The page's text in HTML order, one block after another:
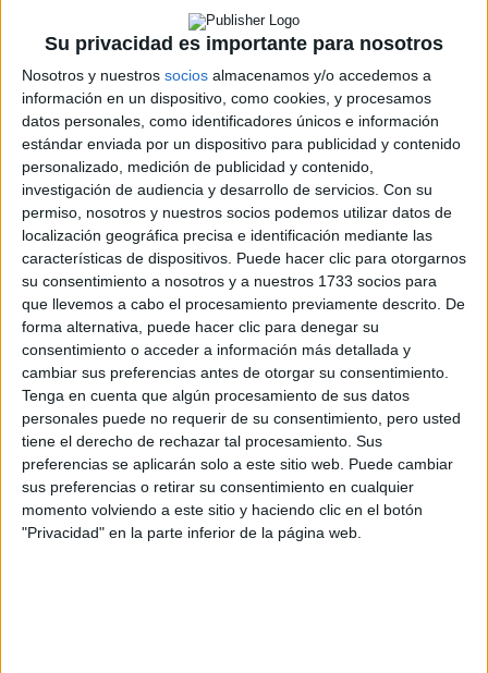
Su privacidad es importante para nosotros
Nosotros y nuestros socios almacenamos y/o accedemos a
información en un dispositivo, como cookies, y procesamos
datos personales, como identificadores únicos e información
estándar enviada por un dispositivo para publicidad y contenido
personalizado, medición de publicidad y contenido,
investigación de audiencia y desarrollo de servicios. Con su
permiso, nosotros y nuestros socios podemos utilizar datos de
localización geográfica precisa e identificación mediante las
características de dispositivos. Puede hacer clic para otorgarnos
su consentimiento a nosotros y a nuestros 1733 socios para
que llevemos a cabo el procesamiento previamente descrito. De
forma alternativa, puede hacer clic para denegar su
consentimiento o acceder a información más detallada y
cambiar sus preferencias antes de otorgar su consentimiento.
Tenga en cuenta que algún procesamiento de sus datos
personales puede no requerir de su consentimiento, pero usted
tiene el derecho de rechazar tal procesamiento. Sus
preferencias se aplicarán solo a este sitio web. Puede cambiar
sus preferencias o retirar su consentimiento en cualquier
momento volviendo a este sitio y haciendo clic en el botón
"Privacidad" en la parte inferior de la página web.
RallyCross
Circuitos
F1
Fórmula E
F2 / F3 / F4
Resistencia
Indycar
Otros
Producto
Producto
Web pensada para poder ofrecer diferentes
productos propios y ajenos para que los
aficionados los puedan adquirir
Divulgación
Dossier
Webs
Comunicados
Fotografía